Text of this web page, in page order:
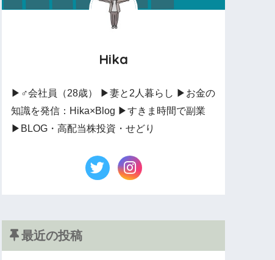
Hika
▶︎♂会社員（28歳） ▶︎妻と2人暮らし ▶︎お金の
知識を発信：Hika×Blog ▶︎すきま時間で副業
▶︎BLOG・高配当株投資・せどり
最近の投稿